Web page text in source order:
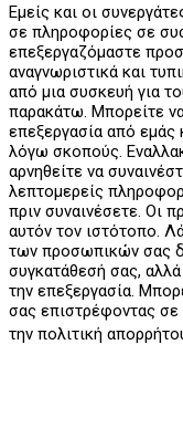
Εμείς και οι
σε πληροφορίες σε
επεξεργαζόμαστε
αναγνωριστικά και
από μια συσκευή για
παρακάτω. Μπορείτε
επεξεργασία από εμάς
λόγω σκοπούς.
αρνηθείτε να
λεπτομερείς
πριν συναινέσετε. Οι
αυτόν τον ιστότοπο.
των προσωπικών σας
συγκατάθεσή σας,
την επεξεργασία.
σας επιστρέφοντας σε
την πολιτική